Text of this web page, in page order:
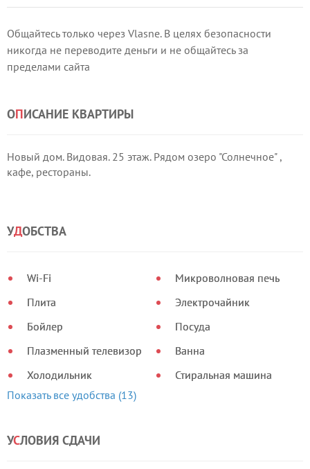
Общайтесь только через Vlasne. В целях безопасности
никогда не переводите деньги и не общайтесь за
пределами сайта
ОПИСАНИЕ КВАРТИРЫ
Новый дом. Видовая. 25 этаж. Рядом озеро "Солнечное" ,
кафе, рестораны.
УДОБСТВА
Wi-Fi
Плита
Бойлер
Плазменный телевизор
Холодильник
Микроволновая печь
Электрочайник
Посуда
Ванна
Стиральная машина
Показать все удобства (13)
УСЛОВИЯ СДАЧИ